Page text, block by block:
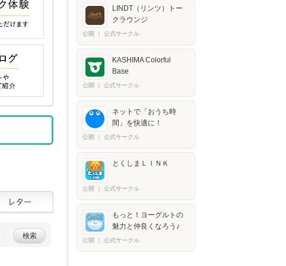
検索
LINDT（リンツ）トー
クラウンジ
公開 公式サークル
KASHIMA Colorful
Base
公開 公式サークル
ネットで「おうち時
間」を快適に！
公開 公式サークル
とくしまＬＩＮＫ
公開 公式サークル
もっと！ヨーグルトの
魅力と仲良くなろう♪
公開 公式サークル